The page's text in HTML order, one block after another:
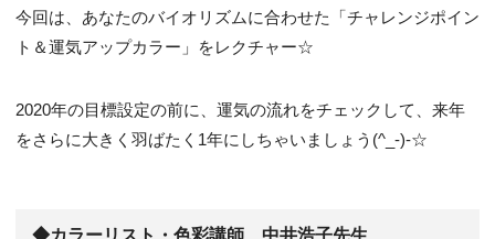
今回は、あなたのバイオリズムに合わせた「チャレンジポイン
ト＆運気アップカラー」をレクチャー☆
2020年の目標設定の前に、運気の流れをチェックして、来年
をさらに大きく羽ばたく1年にしちゃいましょう(^_-)-☆